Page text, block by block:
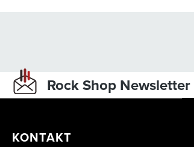
Rock Shop Newsletter
KONTAKT